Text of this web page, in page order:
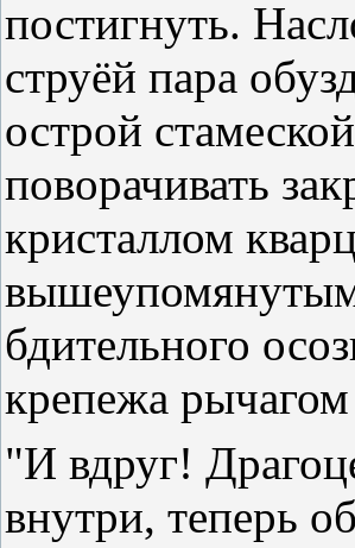
постигнуть.
струёй пара
острой
поворачивать
кристаллом
бдительного
крепежа
"И вдруг!
внутри, теперь